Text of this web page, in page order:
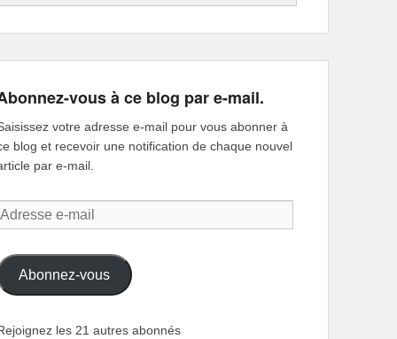
vous à ce blog par e-mail.
votre adresse e-mail pour vous abonner à
blog et recevoir une notification de chaque nouvel
par e-mail.
Adresse
Abonnez-vous
les 21 autres abonnés